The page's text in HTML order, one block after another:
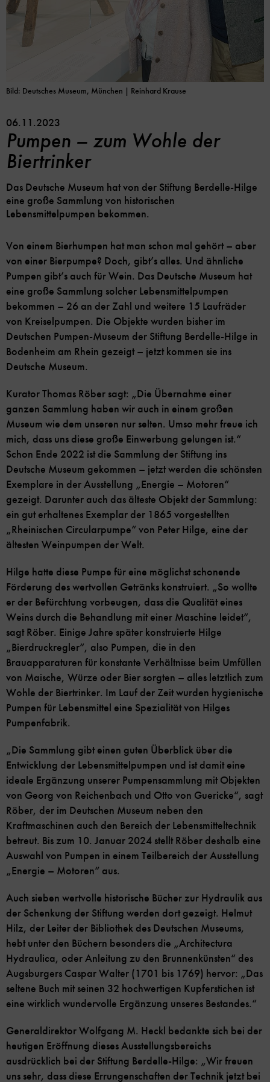
Bild: Deutsches Museum, München | Reinhard Krause
06.11.2023
Pumpen – zum Wohle der
Biertrinker
Das Deutsche Museum hat von der Stiftung Berdelle-Hilge
eine große Sammlung von historischen
Lebensmittelpumpen bekommen.
Von einem Bierhumpen hat man schon mal gehört – aber
von einer Bierpumpe? Doch, gibt’s alles. Und ähnliche
Pumpen gibt’s auch für Wein. Das Deutsche Museum hat
eine große Sammlung solcher Lebensmittelpumpen
bekommen – 26 an der Zahl und weitere 15 Laufräder
von Kreiselpumpen. Die Objekte wurden bisher im
Deutschen Pumpen-Museum der Stiftung Berdelle-Hilge in
Bodenheim am Rhein gezeigt – jetzt kommen sie ins
Deutsche Museum.
Kurator Thomas Röber sagt: „Die Übernahme einer
ganzen Sammlung haben wir auch in einem großen
Museum wie dem unseren nur selten. Umso mehr freue ich
mich, dass uns diese große Einwerbung gelungen ist.“
Schon Ende 2022 ist die Sammlung der Stiftung ins
Deutsche Museum gekommen – jetzt werden die schönsten
Exemplare in der Ausstellung „Energie – Motoren“
gezeigt. Darunter auch das älteste Objekt der Sammlung:
ein gut erhaltenes Exemplar der 1865 vorgestellten
„Rheinischen Circularpumpe“ von Peter Hilge, eine der
ältesten Weinpumpen der Welt.
Hilge hatte diese Pumpe für eine möglichst schonende
Förderung des wertvollen Getränks konstruiert. „So wollte
er der Befürchtung vorbeugen, dass die Qualität eines
Weins durch die Behandlung mit einer Maschine leidet“,
sagt Röber. Einige Jahre später konstruierte Hilge
„Bierdruckregler“, also Pumpen, die in den
Brauapparaturen für konstante Verhältnisse beim Umfüllen
von Maische, Würze oder Bier sorgten – alles letztlich zum
Wohle der Biertrinker. Im Lauf der Zeit wurden hygienische
Pumpen für Lebensmittel eine Spezialität von Hilges
Pumpenfabrik.
„Die Sammlung gibt einen guten Überblick über die
Entwicklung der Lebensmittelpumpen und ist damit eine
ideale Ergänzung unserer Pumpensammlung mit Objekten
von Georg von Reichenbach und Otto von Guericke“, sagt
Röber, der im Deutschen Museum neben den
Kraftmaschinen auch den Bereich der Lebensmitteltechnik
betreut. Bis zum 10. Januar 2024 stellt Röber deshalb eine
Auswahl von Pumpen in einem Teilbereich der Ausstellung
„Energie – Motoren“ aus.
Auch sieben wertvolle historische Bücher zur Hydraulik aus
der Schenkung der Stiftung werden dort gezeigt. Helmut
Hilz, der Leiter der Bibliothek des Deutschen Museums,
hebt unter den Büchern besonders die „Architectura
Hydraulica, oder Anleitung zu den Brunnenkünsten“ des
Augsburgers Caspar Walter (1701 bis 1769) hervor: „Das
seltene Buch mit seinen 32 hochwertigen Kupferstichen ist
eine wirklich wundervolle Ergänzung unseres Bestandes.“
Generaldirektor Wolfgang M. Heckl bedankte sich bei der
heutigen Eröffnung dieses Ausstellungsbereichs
ausdrücklich bei der Stiftung Berdelle-Hilge: „Wir freuen
uns sehr, dass diese Errungenschaften der Technik jetzt bei